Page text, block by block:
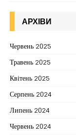
АРХІВИ
Червень 2025
Травень 2025
Квітень 2025
Серпень 2024
Липень 2024
Червень 2024